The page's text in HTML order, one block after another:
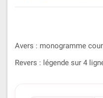
Avers : monogramme
Revers : légende sur 4